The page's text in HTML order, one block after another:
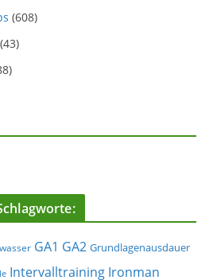
(608)
(43)
GA1 GA2 Grundlagenausdauer
Intervalltraining Ironman